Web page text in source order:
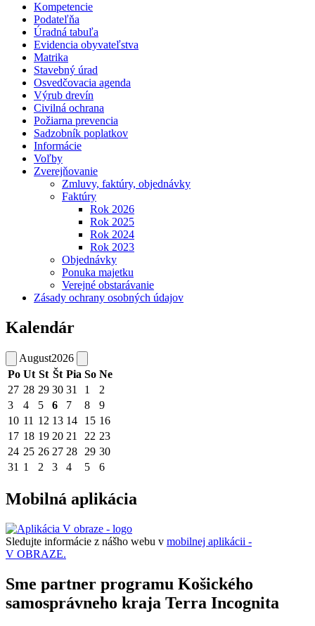
Kompetencie
Podateľňa
Úradná tabuľa
Evidencia obyvateľstva
Matrika
Stavebný úrad
Osvedčovacia agenda
Výrub drevín
Civilná ochrana
Požiarna prevencia
Sadzobník poplatkov
Informácie
Voľby
Zverejňovanie
Zmluvy, faktúry, objednávky
Faktúry
Rok 2026
Rok 2025
Rok 2024
Rok 2023
Objednávky
Ponuka majetku
Verejné obstarávanie
Zásady ochrany osobných údajov
Kalendár
August2026
Po Ut St Št Pia So Ne
27 28 29 30 31 1
2
3
4 5 6 7 8
9
10 11 12 13 14 15 16
17 18 19 20 21 22 23
24 25 26 27 28 29 30
31 1 2 3 4 5 6
Mobilná aplikácia
Sledujte informácie z nášho webu v mobilnej aplikácii -
V OBRAZE.
Sme partner programu Košického
samosprávneho kraja Terra Incognita